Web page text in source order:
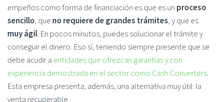
empeños como forma de financiación es que es un proceso
sencillo, que no requiere de grandes trámites, y que es
muy ágil. En pocos minutos, puedes solucionar el trámite y
conseguir el dinero. Eso sí, teniendo siempre presente que se
debe acudir a entidades que ofrezcan garantías y con
experiencia demostrada en el sector como Cash Converters.
Esta empresa presenta, además, una alternativa muy útil: la
venta recuperable.